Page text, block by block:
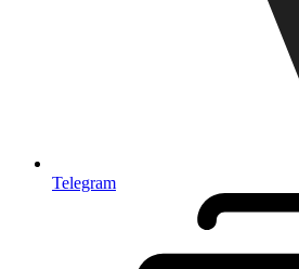
Telegram